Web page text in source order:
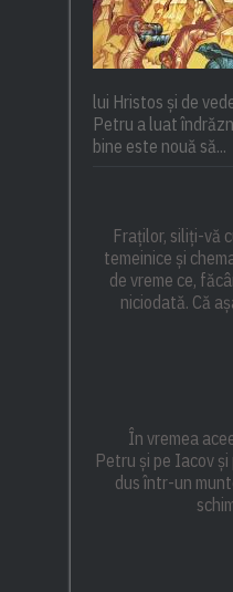
lui Hristos și de
Petru a luat
bine este nouă să...
Fraților, siliți-vă
temeinice și
de vreme ce,
niciodată. Că
În vremea
Petru și pe Iacov
dus într-un